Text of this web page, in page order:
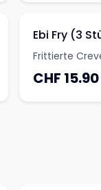
Ebi Fry (3
Frittierte
CHF 15.90